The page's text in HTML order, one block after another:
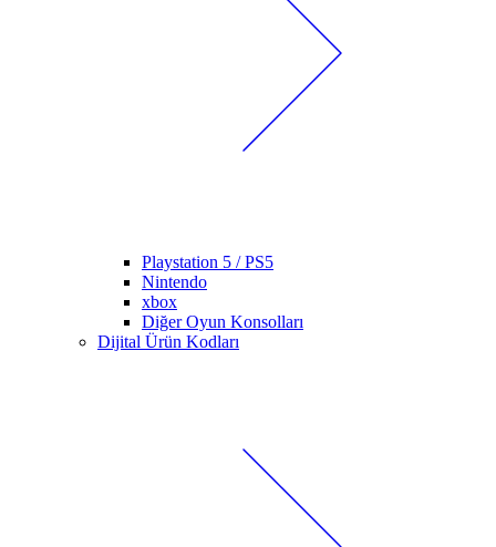
Playstation 5 / PS5
Nintendo
xbox
Diğer Oyun Konsolları
Dijital Ürün Kodları